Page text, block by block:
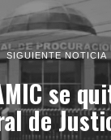
SIGUIENTE NOTICIA
se
de